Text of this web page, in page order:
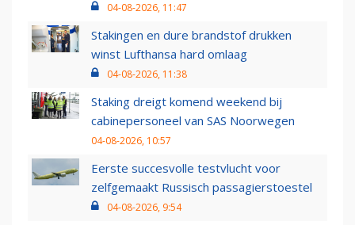
04-08-2026, 11:47
Stakingen en dure brandstof drukken
winst Lufthansa hard omlaag
04-08-2026, 11:38
Staking dreigt komend weekend bij
cabinepersoneel van SAS Noorwegen
04-08-2026, 10:57
Eerste succesvolle testvlucht voor
zelfgemaakt Russisch passagierstoestel
04-08-2026, 9:54